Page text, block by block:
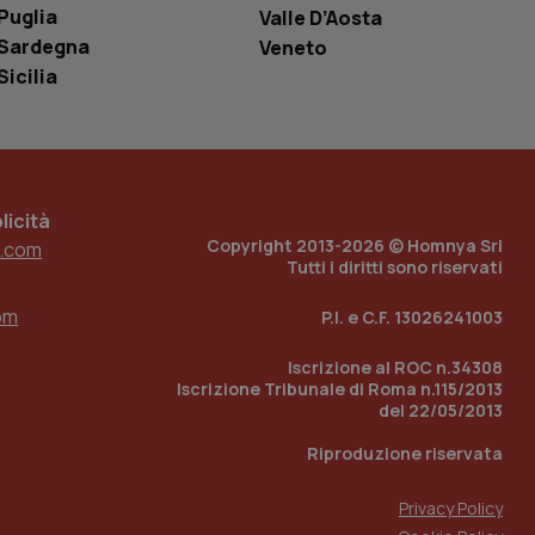
Valle D’Aosta
Veneto
Copyright 2013-2026 © Homnya Srl
Tutti i diritti sono riservati
P.I. e C.F. 13026241003
Iscrizione al ROC n.34308
Iscrizione Tribunale di Roma n.115/2013
del 22/05/2013
Riproduzione riservata
Privacy Policy
di
traccia
incorporati
la gestione
per abilitare il
con identity